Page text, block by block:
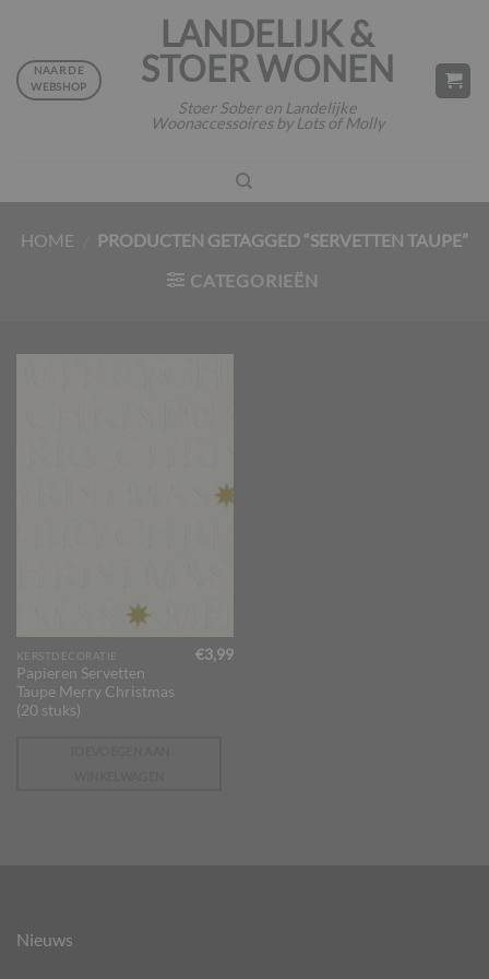
inhoud
LANDELIJK &
STOER WONEN
Stoer Sober en Landelijke
Woonaccessoires by Lots of Molly
NAAR DE
WEBSHOP
HOME
PRODUCTEN GETAGGED “SERVETTEN TAUPE”
CATEGORIEËN
KERSTDECORATIE
Papieren Servetten
Taupe Merry Christmas
(20 stuks)
€3,99
Nieuws